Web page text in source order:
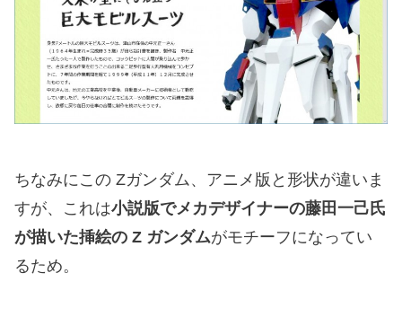
ちなみにこの Zガンダム、アニメ版と形状が違いま
すが、これは小説版でメカデザイナーの藤田一己氏
が描いた挿絵の Z ガンダムがモチーフになってい
るため。